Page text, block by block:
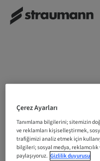
KONUMUNUZU
Şirket
Çerez Ayarları
Tanımlama bilgilerini; sitemizin
ve reklamları kişiselleştirmek,
trafiğimizi analiz etmek için
bilgileri; sosyal medya,
paylaşıyoruz. Gizlilik duyurusu